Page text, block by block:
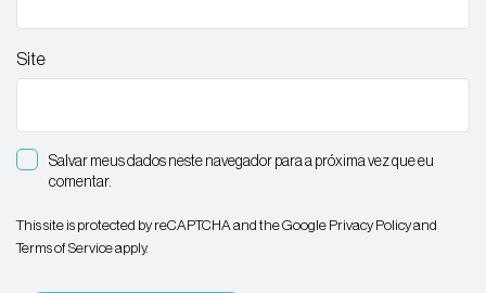
Site
Salvar meus dados neste navegador para a próxima vez que eu
comentar.
This site is protected by reCAPTCHA and the Google Privacy Policyand
Terms of Serviceapply.